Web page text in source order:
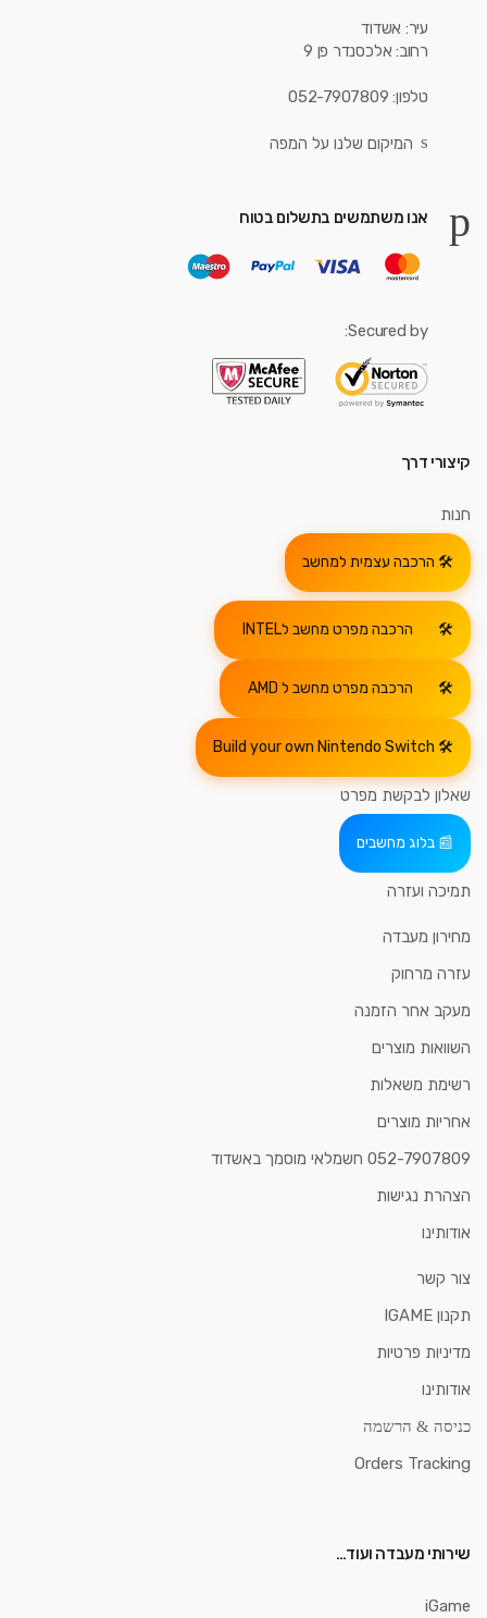
עיר: אשדוד
רחוב: אלכסנדר פן 9
טלפון: 052-7907809
המיקום שלנו על המפה
אנו משתמשים בתשלום בטוח
Secured by:
קיצורי דרך
חנות
הרכבה עצמית למחשב
הרכבה מפרט מחשב לINTEL
הרכבה מפרט מחשב ל AMD
Build your own Nintendo Switch
שאלון לבקשת מפרט
בלוג מחשבים
תמיכה ועזרה
מחירון מעבדה
עזרה מרחוק
מעקב אחר הזמנה
השוואות מוצרים
רשימת משאלות
אחריות מוצרים
052-7907809 חשמלאי מוסמך באשדוד
הצהרת נגישות
אודותינו
צור קשר
תקנון IGAME
מדיניות פרטיות
אודותינו
כניסה & הרשמה
Orders Tracking
שירותי מעבדה ועוד…
iGame